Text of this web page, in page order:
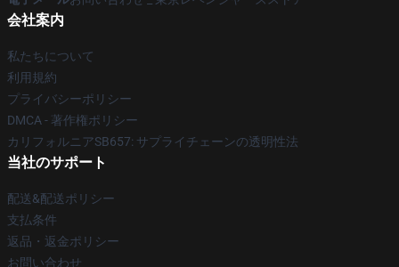
会社案内
私たちについて
利用規約
プライバシーポリシー
DMCA - 著作権ポリシー
カリフォルニアSB657: サプライチェーンの透明性法
当社のサポート
配送&配送ポリシー
支払条件
返品・返金ポリシー
お問い合わせ